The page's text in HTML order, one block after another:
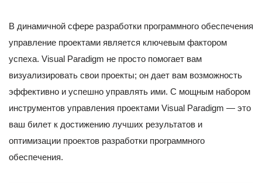
В динамичной сфере разработки программного обеспечения
управление проектами является ключевым фактором
успеха. Visual Paradigm не просто помогает вам
визуализировать свои проекты; он дает вам возможность
эффективно и успешно управлять ими. С мощным набором
инструментов управления проектами Visual Paradigm — это
ваш билет к достижению лучших результатов и
оптимизации проектов разработки программного
обеспечения.